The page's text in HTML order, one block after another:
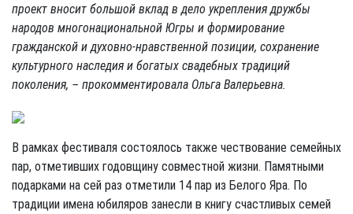
проект вносит большой вклад в дело укрепления дружбы
народов многонациональной Югры и формирование
гражданской и духовно-нравственной позиции, сохранение
культурного наследия и богатых свадебных традиций
поколения, – прокомментировала Ольга Валерьевна.
В рамках фестиваля состоялось также чествование семейных
пар, отметивших годовщину совместной жизни. Памятными
подарками на сей раз отметили 14 пар из Белого Яра. По
традиции имена юбиляров занесли в книгу счастливых семей